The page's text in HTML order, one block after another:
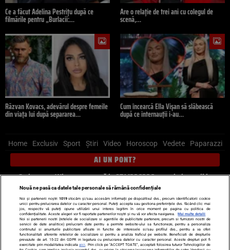
Ce a făcut Adelina Pestrițu după ce
filmările pentru „Burlacii:…
Are o relație de trei ani cu colegul de
scenă,…
Răzvan Kovacs, adevărul despre femeile
din viața lui după separarea…
Cum încearcă Ella Vișan să slăbească
după ce internauții i-au…
Home Exclusiv Sport Știri Video Horoscop Vedete Paparazzi
AI UN PONT?
Scrie-ne pe Whatsapp, sună la 0741226226 sau trimite mail la
pont@cancan.ro
Știri interne Știri externe
Politică
Ultimele stiri
Diete Insula Iubirii Dictionar de vise
LIFE STYLE
Horoscop
Nouă ne pasă ca datele tale personale să rămână confidențiale
Noi și partenerii noștri 1019stocăm și/sau accesăm informații pe dispozitivul dvs., precum identificatorii cookie
unici pentru prelucrarea datelor cu caracter personal. Puteți accepta sau gestiona preferințele dvs. făcând clic mai
jos, respectiv vă puteți opune utilizării unui interes legitim în orice moment pe pagina cu politica de
confidențialitate. Aceste alegeri vor fi raportate partenerilor noștri și nu vă vor afecta navigarea.
Mai multe detalii
Noi si partenerii nostri (retelele de socializare si agentiile de publicitate partenere, precum si furnizorii nostri de
servicii de date analitice) prelucram date pentru a permite website-ului sa functioneze, pentru a personaliza
continutul si anunturile publicitare afisate in functie de interesele si/sau profilul dvs., pentru a va oferi
functionalitati aferente retelelor de socializare si pentru a analiza traficul pe website. Beneficiati de drepturile
prevazute de art. 15-22 din GDPR in legatura cu prelucrarea datelor cu caracter personal. Aceste drepturi pot fi
exercitate prin modalitatea indicataaici . Prin click pe “ACCEPT TOATE”, acceptati folosirea tuturor Tehnologiilor de